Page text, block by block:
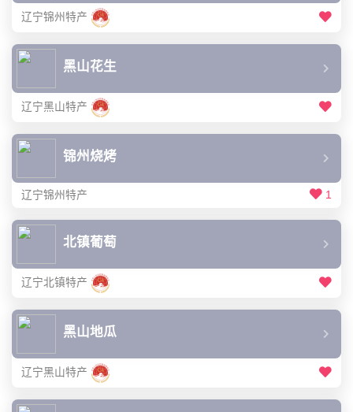
辽宁锦州特产
黑山花生
辽宁黑山特产
锦州烧烤
辽宁锦州特产 1
北镇葡萄
辽宁北镇特产
黑山地瓜
辽宁黑山特产